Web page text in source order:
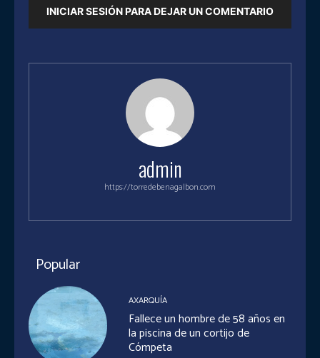
INICIAR SESIÓN PARA DEJAR UN COMENTARIO
admin
https://torredebenagalbon.com
Popular
AXARQUÍA
Fallece un hombre de 58 años en
la piscina de un cortijo de
Cómpeta